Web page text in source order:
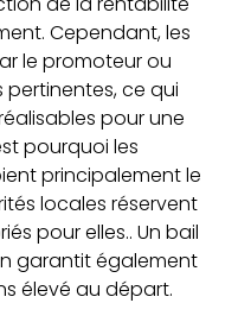
Cependant, les
le promoteur ou
pertinentes, ce qui
pour une
pourquoi les
principalement le
locales réservent
pour elles.. Un bail
garantit également
élevé au départ.